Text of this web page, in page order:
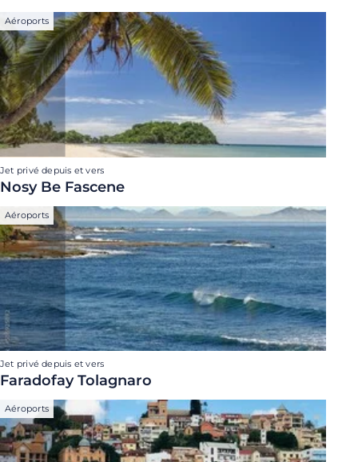
Aéroports
Jet privé depuis et vers
Nosy Be Fascene
Aéroports
Jet privé depuis et vers
Faradofay Tolagnaro
Aéroports